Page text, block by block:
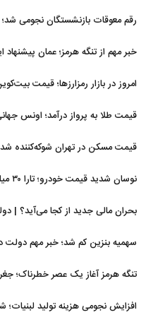
رقم معوقات بازنشستگان نجومی
خبر مهم از تنگه هرمز؛ عمان
امروز در بازار رمزارزها؛ قیمت
قیمت طلا به پرواز درآمد؛ اونس جهانی ۴۳۰۰ دلار
قیمت مسکن در تهران شوکه‌کننده
نوسان شدید قیمت خودرو؛ تارا ۳۰ میلیون گران شد، ۲۰۷ ریخت
بحران مالی جدید از کجا می‌آید؟ |
سهمیه بنزین کم شد؛ خبر مهم دولت
تنگه هرمز آغاز یک عصر خطرناک؛
افزایش نجومی هزینه تولید لبنیات؛ شیر خام ۱۶۲